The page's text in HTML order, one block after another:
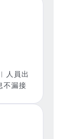
人員出
不漏接